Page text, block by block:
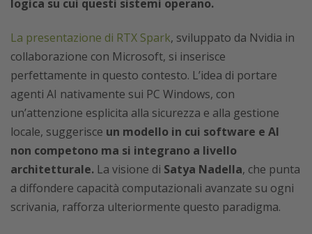
logica su cui questi sistemi operano.
La presentazione di RTX Spark, sviluppato da Nvidia in
collaborazione con Microsoft, si inserisce
perfettamente in questo contesto. L’idea di portare
agenti AI nativamente sui PC Windows, con
un’attenzione esplicita alla sicurezza e alla gestione
locale, suggerisce un modello in cui software e AI
non competono ma si integrano a livello
architetturale. La visione di Satya Nadella, che punta
a diffondere capacità computazionali avanzate su ogni
scrivania, rafforza ulteriormente questo paradigma.